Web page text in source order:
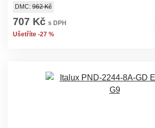
DMC: 962 Kč
707 Kč s DPH
Ušetříte -27 %